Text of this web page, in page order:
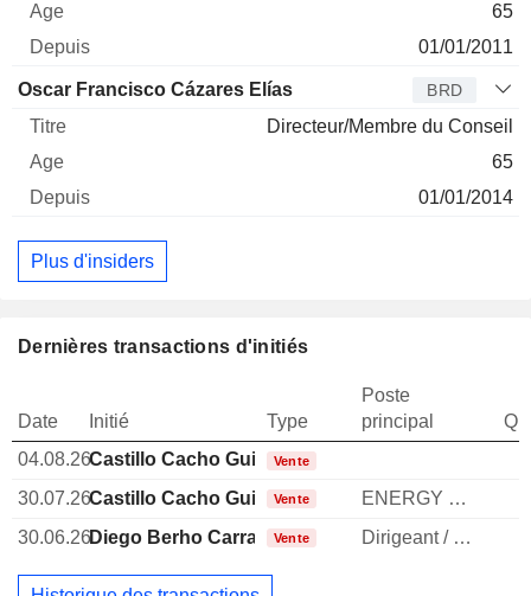
65
01/01/2011
Oscar Francisco Cázares Elías BRD
Directeur/Membre du Conseil
65
01/01/2014
Plus d'insiders
Dernières transactions d'initiés
Date Initié Type
Poste
principal
04.08.26Castillo Cacho Guillermo Del
Vente
30.07.26Castillo Cacho Guillermo Del
Vente ENERGY MANAGER
30.06.26Diego Berho CarranzaVente Dirigeant / cadre principal